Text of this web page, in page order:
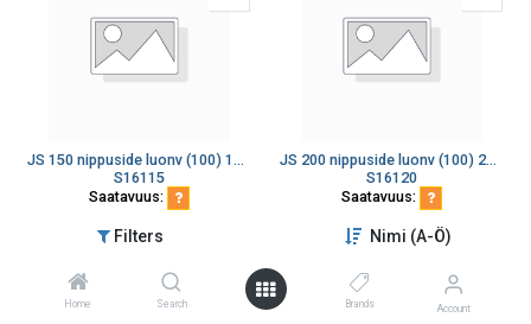
Filters Nimi (A-Ö)
Home Search Brands Account
JS 150 nippuside luonv (100) 150x3,5
S16115
Saatavuus:
4,97
JS 200 nippuside luonv (100) 200x4,8
S16120
Saatavuus:
7,86 €